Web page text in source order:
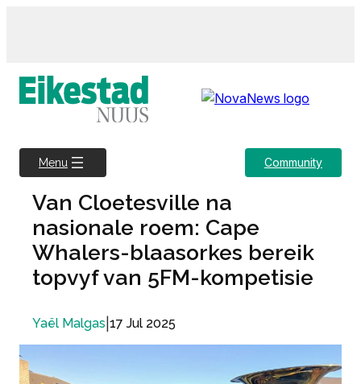
Menu Community
Van Cloetesville na
nasionale roem: Cape
Whalers-blaasorkes bereik
topvyf van 5FM-kompetisie
Yaël Malgas 17 Jul 2025